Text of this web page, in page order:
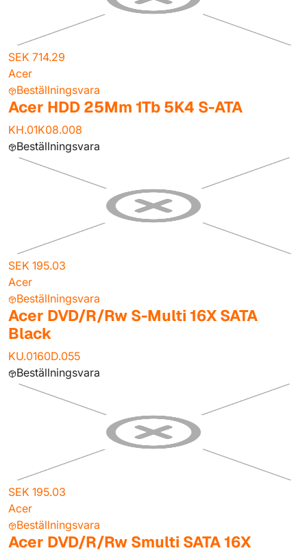
SEK 714.29
Acer
Beställningsvara
Acer HDD 25Mm 1Tb 5K4 S-ATA
KH.01K08.008
Beställningsvara
SEK 195.03
Acer
Beställningsvara
Acer DVD/R/Rw S-Multi 16X SATA
Black
KU.0160D.055
Beställningsvara
SEK 195.03
Acer
Beställningsvara
Acer DVD/R/Rw Smulti SATA 16X